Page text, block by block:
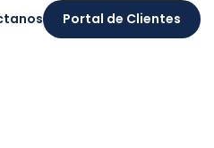
Portal de Clientes